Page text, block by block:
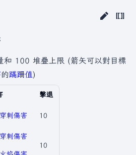
和 100 堆疊上限 (箭矢可以對目標
的蹣跚值)
擊退
穿刺傷害 10
穿刺傷害
10